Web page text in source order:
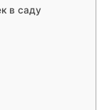
в саду